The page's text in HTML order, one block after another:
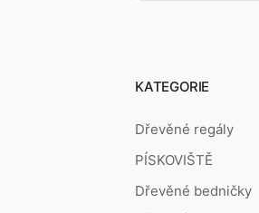
KATEGORIE
Dřevěné regály
PÍSKOVIŠTĚ
Dřevěné bedničky